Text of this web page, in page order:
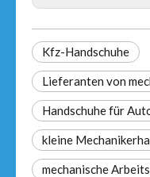
Kfz-Handschuhe
Lieferanten von
Handschuhe für
kleine
mechanische